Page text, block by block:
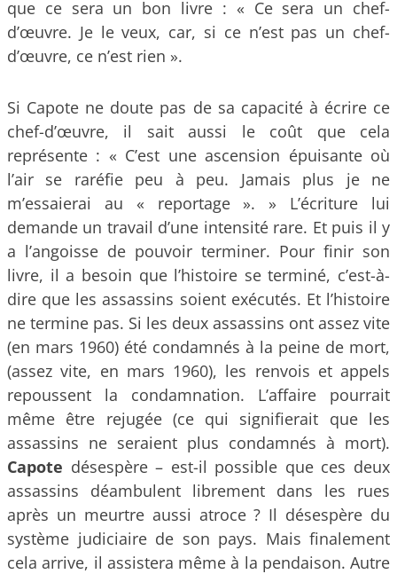
que ce sera un bon livre : « Ce sera un chef-
d’œuvre. Je le veux, car, si ce n’est pas un chef-
d’œuvre, ce n’est rien ».
Si Capote ne doute pas de sa capacité à écrire ce
chef-d’œuvre, il sait aussi le coût que cela
représente : « C’est une ascension épuisante où
l’air se raréfie peu à peu. Jamais plus je ne
m’essaierai au « reportage ». » L’écriture lui
demande un travail d’une intensité rare. Et puis il y
a l’angoisse de pouvoir terminer. Pour finir son
livre, il a besoin que l’histoire se terminé, c’est-à-
dire que les assassins soient exécutés. Et l’histoire
ne termine pas. Si les deux assassins ont assez vite
(en mars 1960) été condamnés à la peine de mort,
(assez vite, en mars 1960), les renvois et appels
repoussent la condamnation. L’affaire pourrait
même être rejugée (ce qui signifierait que les
assassins ne seraient plus condamnés à mort).
Capote désespère – est-il possible que ces deux
assassins déambulent librement dans les rues
après un meurtre aussi atroce ? Il désespère du
système judiciaire de son pays. Mais finalement
cela arrive, il assistera même à la pendaison. Autre